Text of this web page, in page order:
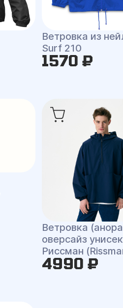
Ветровка из
Surf 210
1570 ₽
Ветровка
оверсайз
Риссман
4990 ₽